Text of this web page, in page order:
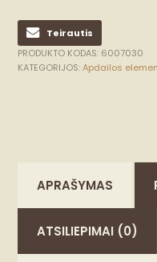
Teirautis
PRODUKTO KODAS: 6007030
KATEGORIJOS:Apdailos
APRAŠYMAS
ATSILIEPIMAI (0)